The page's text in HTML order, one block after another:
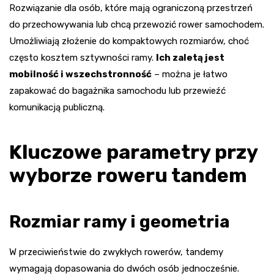
Rozwiązanie dla osób, które mają ograniczoną przestrzeń
do przechowywania lub chcą przewozić rower samochodem.
Umożliwiają złożenie do kompaktowych rozmiarów, choć
często kosztem sztywności ramy. Ich zaletą jest
mobilność i wszechstronność – można je łatwo
zapakować do bagażnika samochodu lub przewieźć
komunikacją publiczną.
Kluczowe parametry przy
wyborze roweru tandem
Rozmiar ramy i geometria
W przeciwieństwie do zwykłych rowerów, tandemy
wymagają dopasowania do dwóch osób jednocześnie.